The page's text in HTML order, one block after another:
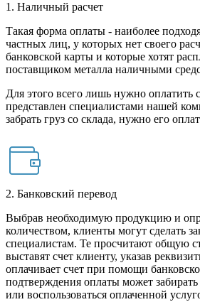
1. Наличный расчет
Такая форма оплаты - наиболее
частных лиц, у которых нет своего
банковской карты и которые хотят
поставщиком металла наличными
Для этого всего лишь нужно оплатить
представлен специалистами нашей
забрать груз со склада, нужно его
2. Банковский перевод
Выбрав необходимую продукцию и
количеством, клиенты могут сделать
специалистам. Те просчитают общую
выставят счет клиенту, указав
оплачивает счет при помощи
подтверждения оплаты может
или воспользоваться оплаченной